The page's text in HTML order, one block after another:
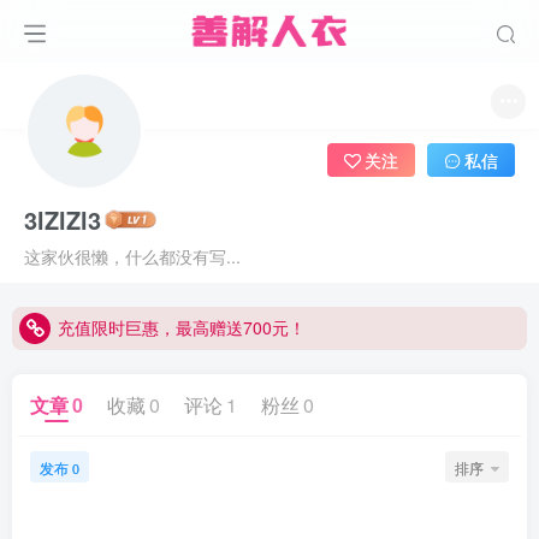
3lZlZl3
这家伙很懒，什么都没有写...
关注 私信
充值限时巨惠，最高赠送700元！
文章0 收藏 0 评论 1 粉丝 0
发布 0 排序